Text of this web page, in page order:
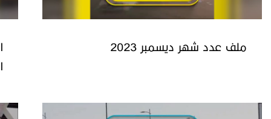
ملف عدد شهر ديسمبر 2023